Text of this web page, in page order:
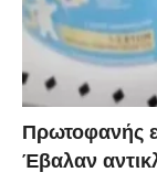
Πρωτοφανής
Έβαλαν